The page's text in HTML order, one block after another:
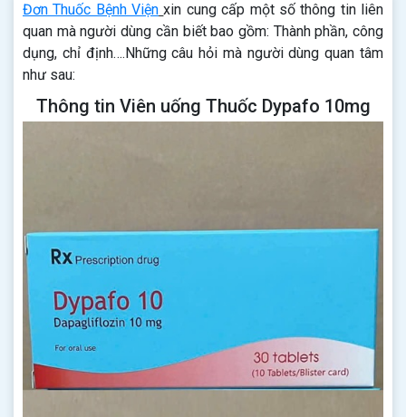
Đơn Thuốc Bệnh Viện xin cung cấp một số thông tin liên
quan mà người dùng cần biết bao gồm: Thành phần, công
dụng, chỉ định….Những câu hỏi mà người dùng quan tâm
như sau:
Thông tin Viên uống Thuốc Dypafo 10mg